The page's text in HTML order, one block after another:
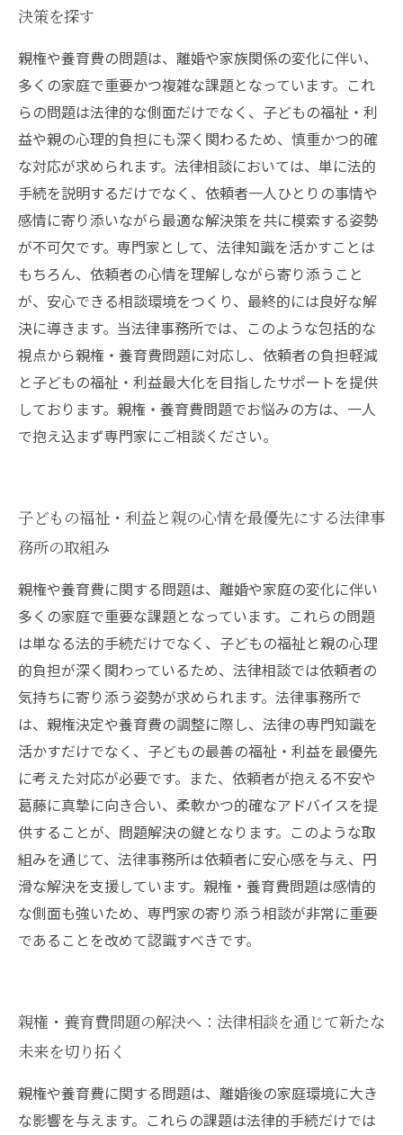
決策を探す
親権や養育費の問題は、離婚や家族関係の変化に伴い、
多くの家庭で重要かつ複雑な課題となっています。これ
らの問題は法律的な側面だけでなく、子どもの福祉・利
益や親の心理的負担にも深く関わるため、慎重かつ的確
な対応が求められます。法律相談においては、単に法的
手続を説明するだけでなく、依頼者一人ひとりの事情や
感情に寄り添いながら最適な解決策を共に模索する姿勢
が不可欠です。専門家として、法律知識を活かすことは
もちろん、依頼者の心情を理解しながら寄り添うこと
が、安心できる相談環境をつくり、最終的には良好な解
決に導きます。当法律事務所では、このような包括的な
視点から親権・養育費問題に対応し、依頼者の負担軽減
と子どもの福祉・利益最大化を目指したサポートを提供
しております。親権・養育費問題でお悩みの方は、一人
で抱え込まず専門家にご相談ください。
子どもの福祉・利益と親の心情を最優先にする法律事
務所の取組み
親権や養育費に関する問題は、離婚や家庭の変化に伴い
多くの家庭で重要な課題となっています。これらの問題
は単なる法的手続だけでなく、子どもの福祉と親の心理
的負担が深く関わっているため、法律相談では依頼者の
気持ちに寄り添う姿勢が求められます。法律事務所で
は、親権決定や養育費の調整に際し、法律の専門知識を
活かすだけでなく、子どもの最善の福祉・利益を最優先
に考えた対応が必要です。また、依頼者が抱える不安や
葛藤に真摯に向き合い、柔軟かつ的確なアドバイスを提
供することが、問題解決の鍵となります。このような取
組みを通じて、法律事務所は依頼者に安心感を与え、円
滑な解決を支援しています。親権・養育費問題は感情的
な側面も強いため、専門家の寄り添う相談が非常に重要
であることを改めて認識すべきです。
親権・養育費問題の解決へ：法律相談を通じて新たな
未来を切り拓く
親権や養育費に関する問題は、離婚後の家庭環境に大き
な影響を与えます。これらの課題は法律的手続だけでは